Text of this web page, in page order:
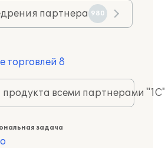
партнера 980
торговлей 8
всеми партнерами
задача